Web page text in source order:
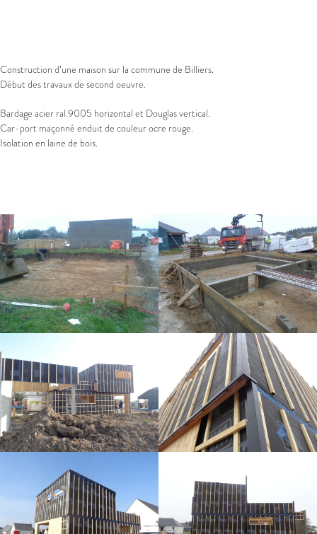
Construction d’une maison sur la commune de Billiers.
Début des travaux de second oeuvre.
Bardage acier ral.9005 horizontal et Douglas vertical.
Car-port maçonné enduit de couleur ocre rouge.
Isolation en laine de bois.